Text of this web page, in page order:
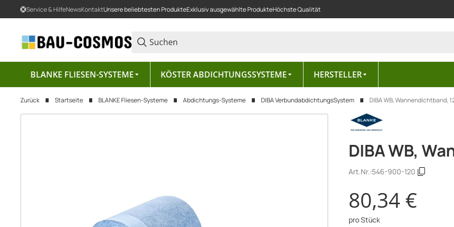
Service & HilfeNewsKontaktUnsere beliebtesten ProdukteExklusiv ausgewählte ProdukteHöchste Qualität
BLANKE FLIESEN-SYSTEME KÖSTER ABDICHTUNGSSYSTEME HERSTELLER
Zurück Startseite BLANKE Fliesen-Systeme Abdichtungs-Systeme DIBA VerbundabdichtungsSystem DIBA WB, Wannendichtband,
DIBA WB,
Art.Nr.:546-900-120
80,34 €
pro Stück